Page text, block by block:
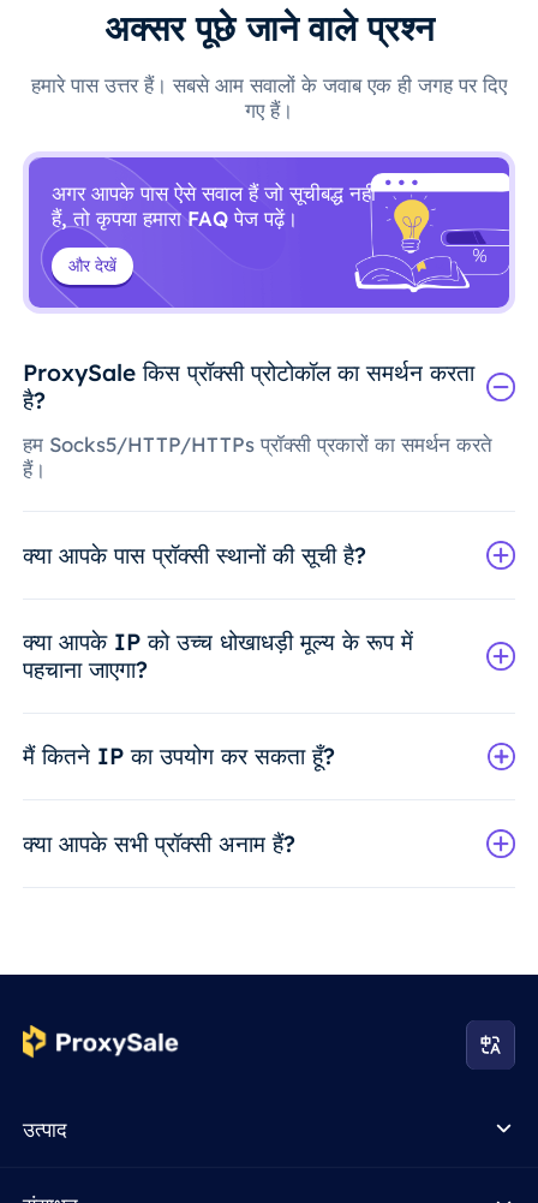
अक्सर पूछे जाने वाले प्रश्न
हमारे पास उत्तर हैं। सबसे आम सवालों के जवाब एक ही जगह पर दिए
गए हैं।
अगर आपके पास ऐसे सवाल हैं जो सूचीबद्ध नहीं
हैं, तो कृपया हमारा FAQ पेज पढ़ें।
और देखें
ProxySale किस प्रॉक्सी प्रोटोकॉल का समर्थन करता
है?
हम Socks5/HTTP/HTTPs प्रॉक्सी प्रकारों का समर्थन करते
हैं।
क्या आपके पास प्रॉक्सी स्थानों की सूची है?
क्या आपके IP को उच्च धोखाधड़ी मूल्य के रूप में
पहचाना जाएगा?
मैं कितने IP का उपयोग कर सकता हूँ?
क्या आपके सभी प्रॉक्सी अनाम हैं?
उत्पाद